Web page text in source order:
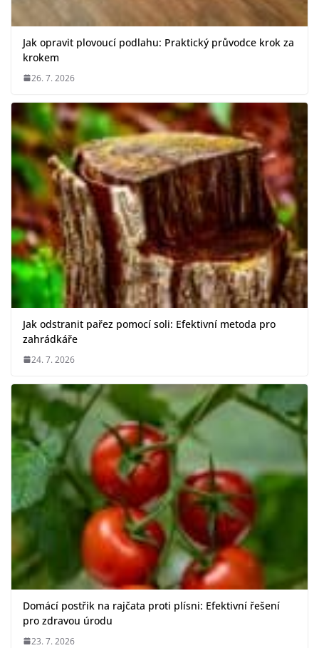
Jak opravit plovoucí podlahu: Praktický průvodce krok za
krokem
26. 7. 2026
Jak odstranit pařez pomocí soli: Efektivní metoda pro
zahrádkáře
24. 7. 2026
Domácí postřik na rajčata proti plísni: Efektivní řešení
pro zdravou úrodu
23. 7. 2026